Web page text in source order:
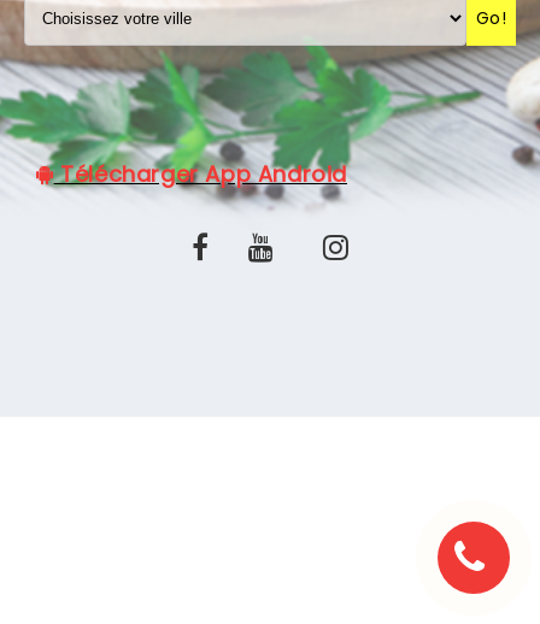
VOS AVIS
MENTIONS LÉGALES
C.G.V
Go!
Télécharger App Android